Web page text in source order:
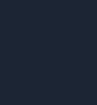
fogyás titka valójában igen
égess több energiát, mint
beviszel. Természetesen